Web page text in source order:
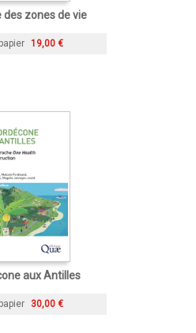
des zones de vie
19,00 €
aux Antilles
30,00 €